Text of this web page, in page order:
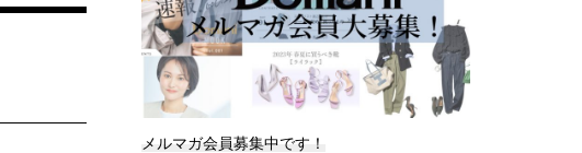
メルマガ会員募集中です！